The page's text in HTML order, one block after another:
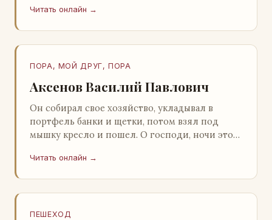
А. Алешин». …
Читать онлайн →
ПОРА, МОЙ ДРУГ, ПОРА
Аксенов Василий Павлович
Он собирал свое хозяйство, укладывал в
портфель банки и щетки, потом взял под
мышку кресло и пошел. О господи, ночи этой
заставлял…
Читать онлайн →
ПЕШЕХОД